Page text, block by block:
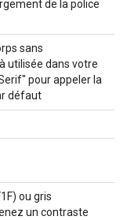
de la police
sans
utilisée dans votre
pour appeler la
défaut
ou gris
un contraste